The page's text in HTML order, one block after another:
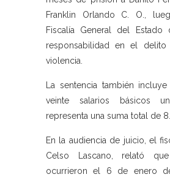
Franklin Orlando C. O.,
Fiscalía General del Estado
responsabilidad en el
violencia.
La sentencia también
veinte salarios básicos
representa una suma total de
En la audiencia de juicio, el
Celso Lascano, relató
ocurrieron el 6 de enero